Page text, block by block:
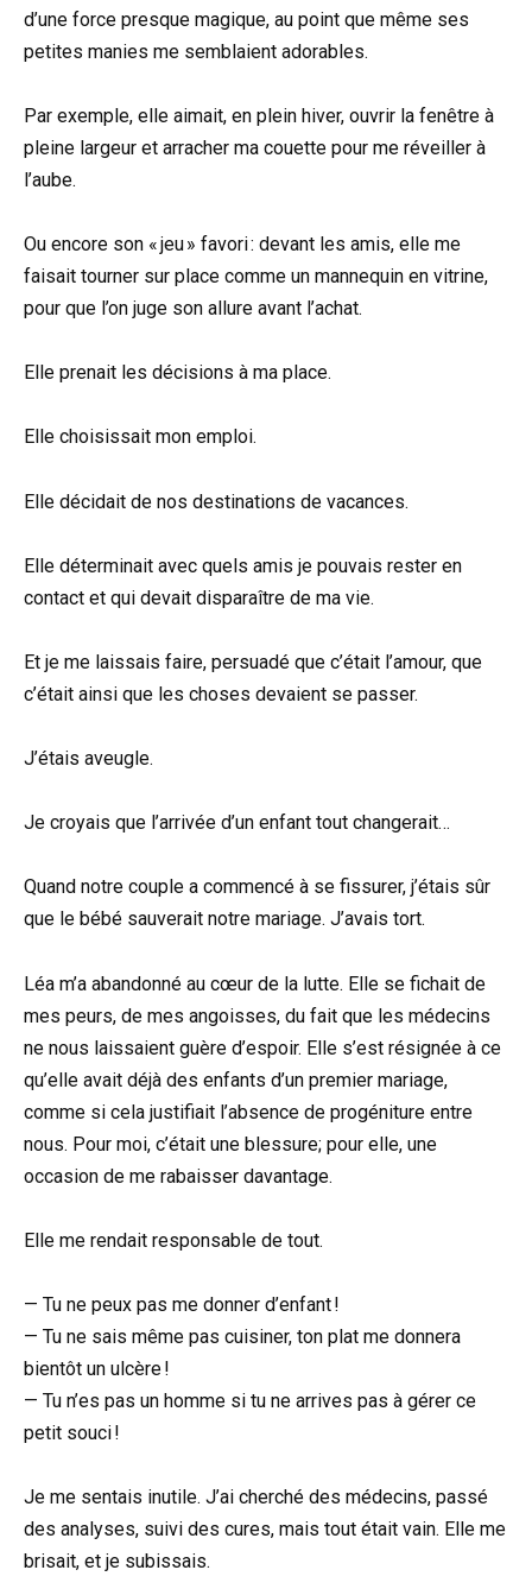
d’une force presque magique, au point que même ses
petites manies me semblaient adorables.
Par exemple, elle aimait, en plein hiver, ouvrir la fenêtre à
pleine largeur et arracher ma couette pour me réveiller à
l’aube.
Ou encore son « jeu » favori : devant les amis, elle me
faisait tourner sur place comme un mannequin en vitrine,
pour que l’on juge son allure avant l’achat.
Elle prenait les décisions à ma place.
Elle choisissait mon emploi.
Elle décidait de nos destinations de vacances.
Elle déterminait avec quels amis je pouvais rester en
contact et qui devait disparaître de ma vie.
Et je me laissais faire, persuadé que c’était l’amour, que
c’était ainsi que les choses devaient se passer.
J’étais aveugle.
Je croyais que l’arrivée d’un enfant tout changerait…
Quand notre couple a commencé à se fissurer, j’étais sûr
que le bébé sauverait notre mariage. J’avais tort.
Léa m’a abandonné au cœur de la lutte. Elle se fichait de
mes peurs, de mes angoisses, du fait que les médecins
ne nous laissaient guère d’espoir. Elle s’est résignée à ce
qu’elle avait déjà des enfants d’un premier mariage,
comme si cela justifiait l’absence de progéniture entre
nous. Pour moi, c’était une blessure; pour elle, une
occasion de me rabaisser davantage.
Elle me rendait responsable de tout.
— Tu ne peux pas me donner d’enfant !
— Tu ne sais même pas cuisiner, ton plat me donnera
bientôt un ulcère !
— Tu n’es pas un homme si tu ne arrives pas à gérer ce
petit souci !
Je me sentais inutile. J’ai cherché des médecins, passé
des analyses, suivi des cures, mais tout était vain. Elle me
brisait, et je subissais.